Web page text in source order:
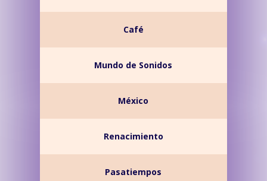
Café
Mundo de Sonidos
México
Renacimiento
Pasatiempos